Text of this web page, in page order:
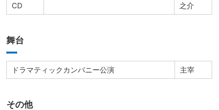
CD
之介
舞台
ドラマティックカンパニー公演 主宰
その他